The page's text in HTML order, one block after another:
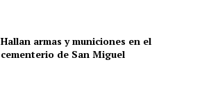
Hallan armas y municiones en el
cementerio de San Miguel